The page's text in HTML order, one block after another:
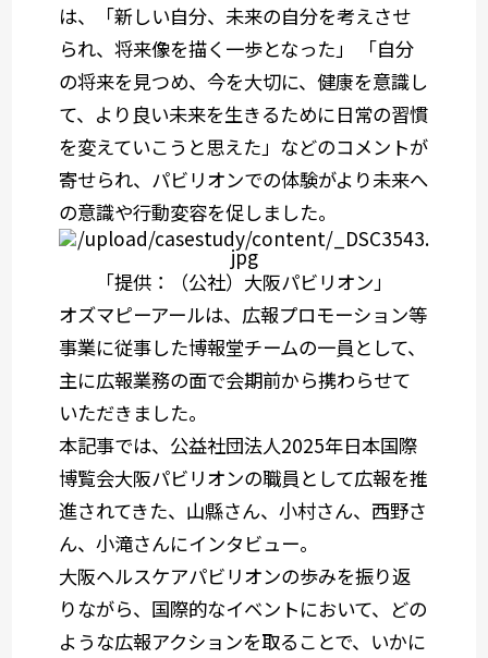
は、「新しい自分、未来の自分を考えさせ
られ、将来像を描く一歩となった」 「自分
の将来を見つめ、今を大切に、健康を意識し
て、より良い未来を生きるために日常の習慣
を変えていこうと思えた」などのコメントが
寄せられ、パビリオンでの体験がより未来へ
の意識や行動変容を促しました。
「提供：（公社）大阪パビリオン」
オズマピーアールは、広報プロモーション等
事業に従事した博報堂チームの一員として、
主に広報業務の面で会期前から携わらせて
いただきました。
本記事では、公益社団法人2025年日本国際
博覧会大阪パビリオンの職員として広報を推
進されてきた、山縣さん、小村さん、西野さ
ん、小滝さんにインタビュー。
大阪ヘルスケアパビリオンの歩みを振り返
りながら、国際的なイベントにおいて、どの
ような広報アクションを取ることで、いかに